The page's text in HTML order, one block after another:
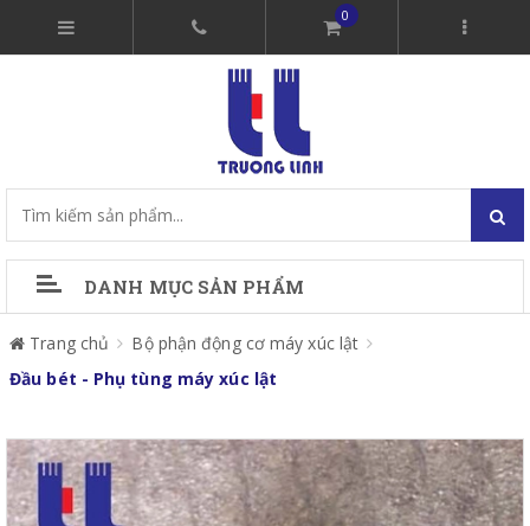
0
DANH MỤC SẢN PHẨM
Trang chủ
Bộ phận động cơ máy xúc lật
Đầu bét - Phụ tùng máy xúc lật